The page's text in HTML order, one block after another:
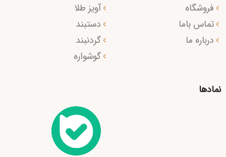
فروشگاه
تماس باما
درباره ما
آویز طلا
دستبند
گردنبند
گوشواره
نمادها